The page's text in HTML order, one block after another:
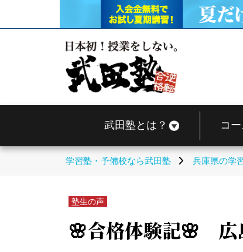
武田塾とは？ コ
学習塾・予備校なら武田塾 兵庫県の学
塾生の声
🌸合格体験記🌸 広